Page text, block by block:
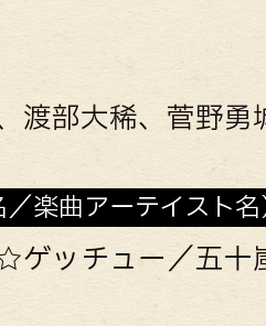
渡部大稀、菅野勇
楽曲アーテイスト
ゲッチュー／五十